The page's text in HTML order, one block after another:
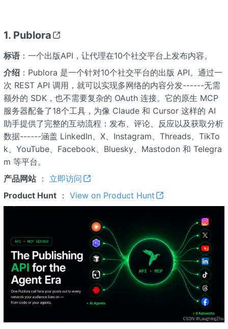
1. Publora
标语：一个出版API，让代理在10个社交平台上发布内容。
介绍：Publora 是一个针对10个社交平台的出版 API。通过一
次 REST API 调用，就可以实现多网络的内容分发------无需
额外的 SDK，也不需要复杂的 OAuth 连接。它的原生 MCP
服务器配备了18个工具，为像 Claude 和 Cursor 这样的 AI
助手提供了完整的互动流程：发布、评论、反应以及获取分析
数据------涵盖 LinkedIn、X、Instagram、Threads、TikTo
k、YouTube、Facebook、Bluesky、Mastodon 和 Telegra
m 等平台。
产品网站： 立即访问
Product Hunt： View on Product Hunt